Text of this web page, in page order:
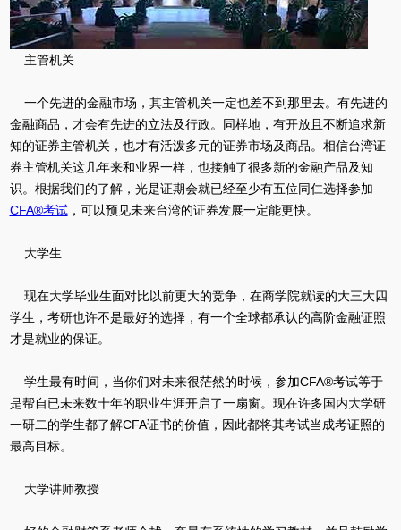
主管机关
一个先进的金融市场，其主管机关一定也差不到那里去。有先进的
金融商品，才会有先进的立法及行政。同样地，有开放且不断追求新
知的证券主管机关，也才有活泼多元的证券市场及商品。相信台湾证
券主管机关这几年来和业界一样，也接触了很多新的金融产品及知
识。根据我们的了解，光是证期会就已经至少有五位同仁选择参加
CFA®考试，可以预见未来台湾的证券发展一定能更快。
大学生
现在大学毕业生面对比以前更大的竞争，在商学院就读的大三大四
学生，考研也许不是最好的选择，有一个全球都承认的高阶金融证照
才是就业的保证。
学生最有时间，当你们对未来很茫然的时候，参加CFA®考试等于
是帮自已未来数十年的职业生涯开启了一扇窗。现在许多国内大学研
一研二的学生都了解CFA证书的价值，因此都将其考试当成考证照的
最高目标。
大学讲师教授